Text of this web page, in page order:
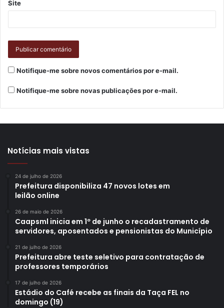
Também é necessária uma dose da vacina tetra viral, aos
Fotos: Vivian Honorato
Site
Notifique-me sobre novos comentários por e-mail.
Notifique-me sobre novas publicações por e-mail.
Notícias mais vistas
24 de julho de 2026
Prefeitura disponibiliza 47 novos lotes em
leilão online
26 de maio de 2026
Caapsml inicia em 1º de junho o recadastramento de
servidores, aposentados e pensionistas do Município
21 de julho de 2026
Prefeitura abre teste seletivo para contratação de
professores temporários
17 de julho de 2026
Estádio do Café recebe as finais da Taça FEL no
domingo (19)